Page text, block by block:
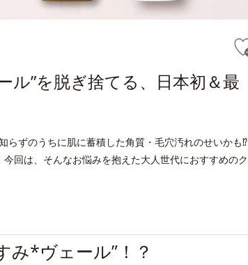
ル”を脱ぎ捨てる、日本初＆最
らずのうちに肌に蓄積した角質・毛穴汚れのせいかも⁉
回は、そんなお悩みを抱えた大人世代におすすめのク
み*ヴェール”！？